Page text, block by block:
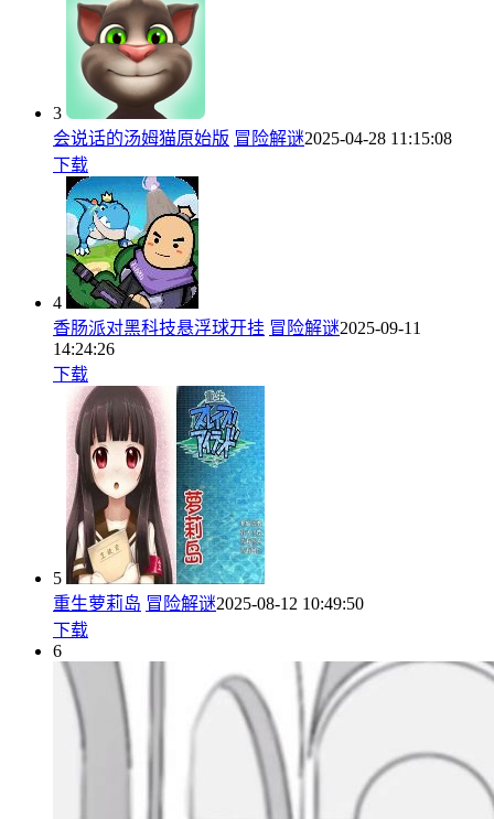
3
会说话的汤姆猫原始版 冒险解谜2025-04-28 11:15:08
下载
4
香肠派对黑科技悬浮球开挂 冒险解谜2025-09-11
14:24:26
下载
5
重生萝莉岛 冒险解谜2025-08-12 10:49:50
下载
6